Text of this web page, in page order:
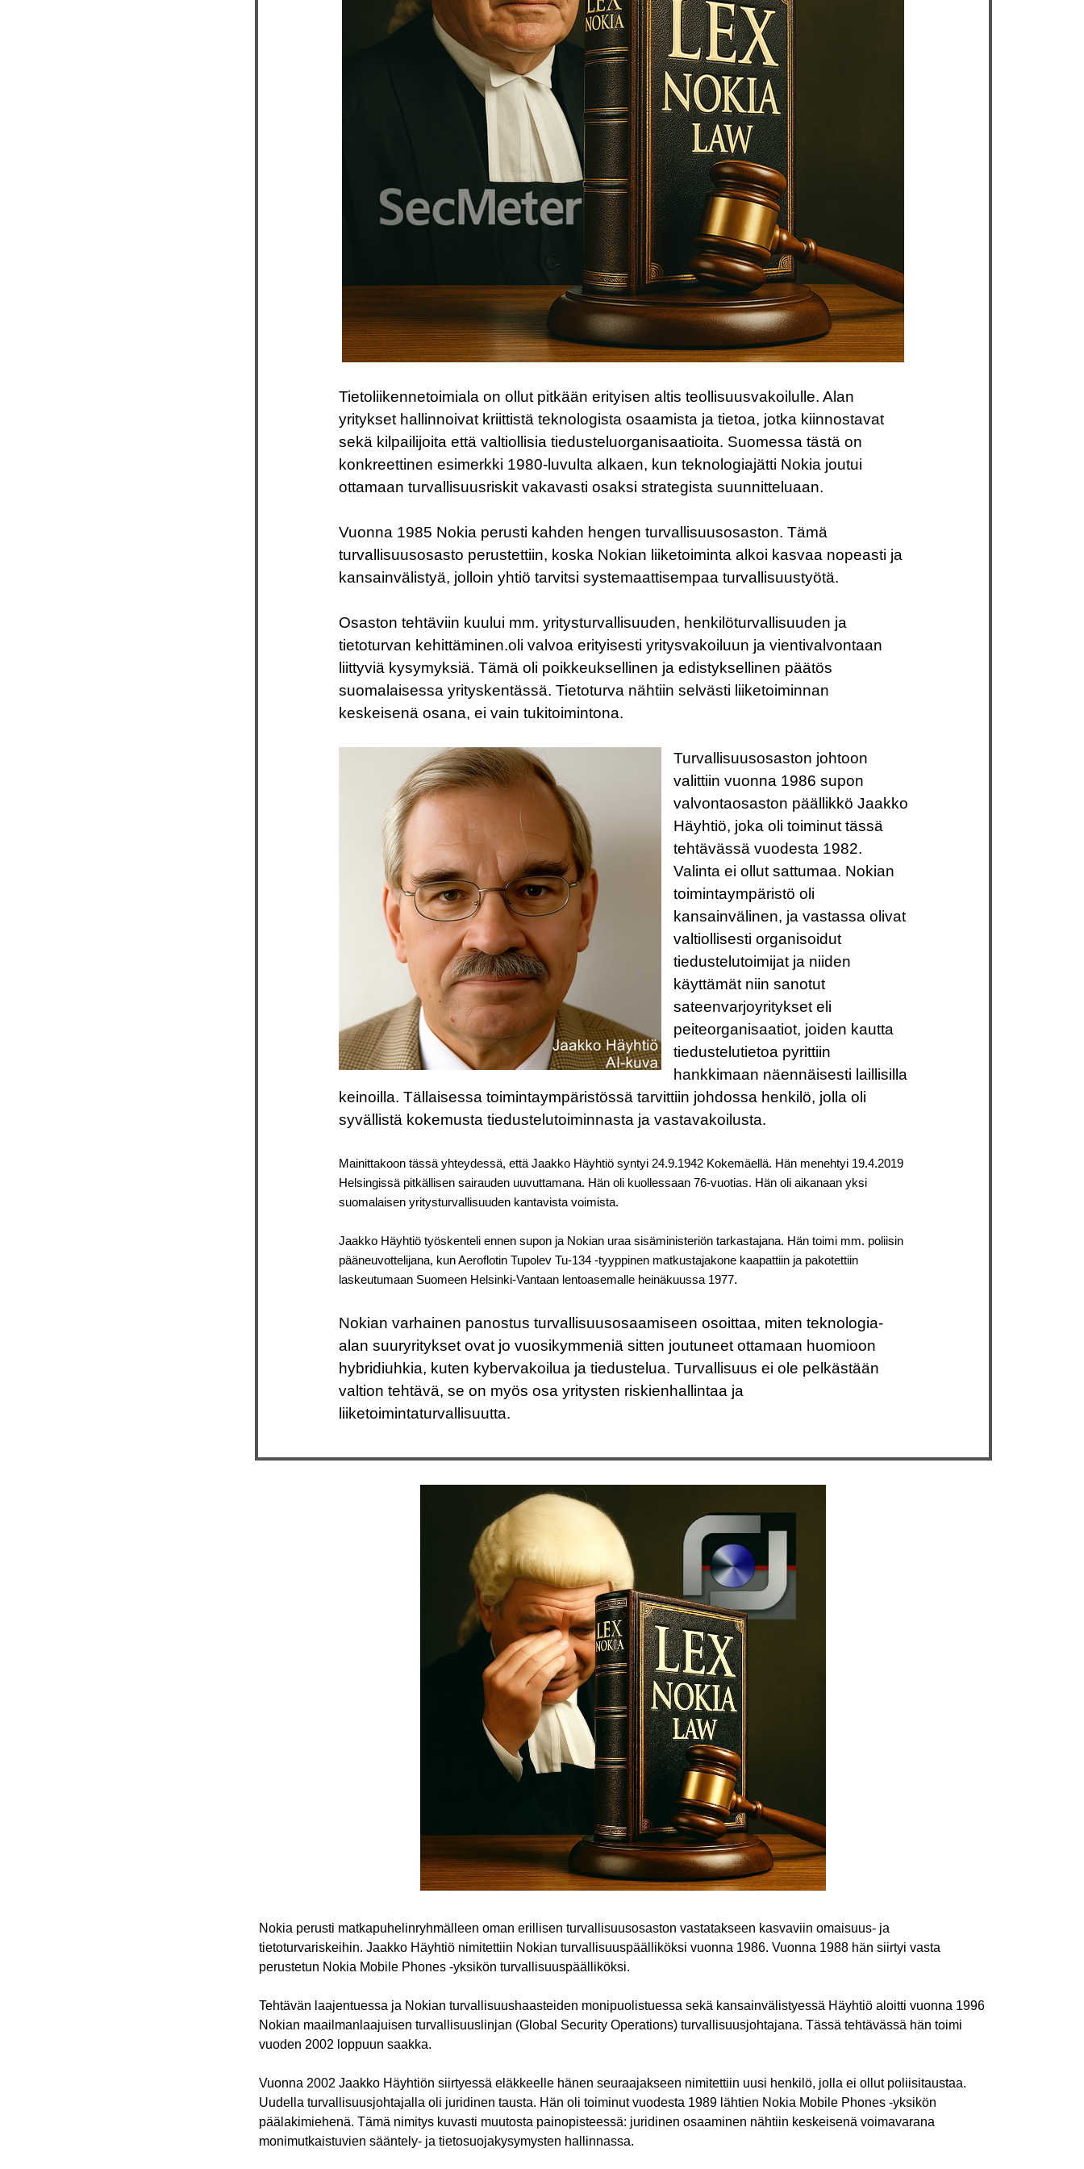
Tietoliikennetoimiala on ollut pitkään erityisen altis teollisuusvakoilulle. Alan
yritykset hallinnoivat kriittistä teknologista osaamista ja tietoa, jotka kiinnostavat
sekä kilpailijoita että valtiollisia tiedusteluorganisaatioita. Suomessa tästä on
konkreettinen esimerkki 1980-luvulta alkaen, kun teknologiajätti Nokia joutui
ottamaan turvallisuusriskit vakavasti osaksi strategista suunnitteluaan.
Vuonna 1985 Nokia perusti kahden hengen turvallisuusosaston. Tämä
turvallisuusosasto perustettiin, koska Nokian liiketoiminta alkoi kasvaa nopeasti ja
kansainvälistyä, jolloin yhtiö tarvitsi systemaattisempaa turvallisuustyötä.
Osaston tehtäviin kuului mm. yritysturvallisuuden, henkilöturvallisuuden ja
tietoturvan kehittäminen.oli valvoa erityisesti yritysvakoiluun ja vientivalvontaan
liittyviä kysymyksiä. Tämä oli poikkeuksellinen ja edistyksellinen päätös
suomalaisessa yrityskentässä. Tietoturva nähtiin selvästi liiketoiminnan
keskeisenä osana, ei vain tukitoimintona.
Turvallisuusosaston johtoon
valittiin vuonna 1986 supon
valvontaosaston päällikkö Jaakko
Häyhtiö, joka oli toiminut tässä
tehtävässä vuodesta 1982.
Valinta ei ollut sattumaa. Nokian
toimintaympäristö oli
kansainvälinen, ja vastassa olivat
valtiollisesti organisoidut
tiedustelutoimijat ja niiden
käyttämät niin sanotut
sateenvarjoyritykset eli
peiteorganisaatiot, joiden kautta
tiedustelutietoa pyrittiin
hankkimaan näennäisesti laillisilla
keinoilla. Tällaisessa toimintaympäristössä tarvittiin johdossa henkilö, jolla oli
syvällistä kokemusta tiedustelutoiminnasta ja vastavakoilusta.
Mainittakoon tässä yhteydessä, että Jaakko Häyhtiö syntyi 24.9.1942 Kokemäellä. Hän menehtyi 19.4.2019
Helsingissä pitkällisen sairauden uuvuttamana. Hän oli kuollessaan 76-vuotias. Hän oli aikanaan yksi
suomalaisen yritysturvallisuuden kantavista voimista.
Jaakko Häyhtiö työskenteli ennen supon ja Nokian uraa sisäministeriön tarkastajana. Hän toimi mm. poliisin
pääneuvottelijana, kun Aeroflotin Tupolev Tu-134 -tyyppinen matkustajakone kaapattiin ja pakotettiin
laskeutumaan Suomeen Helsinki-Vantaan lentoasemalle heinäkuussa 1977.
Nokian varhainen panostus turvallisuusosaamiseen osoittaa, miten teknologia-
alan suuryritykset ovat jo vuosikymmeniä sitten joutuneet ottamaan huomioon
hybridiuhkia, kuten kybervakoilua ja tiedustelua. Turvallisuus ei ole pelkästään
valtion tehtävä, se on myös osa yritysten riskienhallintaa ja
liiketoimintaturvallisuutta.
Nokia perusti matkapuhelinryhmälleen oman erillisen turvallisuusosaston vastatakseen kasvaviin omaisuus- ja
tietoturvariskeihin. Jaakko Häyhtiö nimitettiin Nokian turvallisuuspäälliköksi vuonna 1986. Vuonna 1988 hän siirtyi vasta
perustetun Nokia Mobile Phones -yksikön turvallisuuspäälliköksi.
Tehtävän laajentuessa ja Nokian turvallisuushaasteiden monipuolistuessa sekä kansainvälistyessä Häyhtiö aloitti vuonna 1996
Nokian maailmanlaajuisen turvallisuuslinjan (Global Security Operations) turvallisuusjohtajana. Tässä tehtävässä hän toimi
vuoden 2002 loppuun saakka.
Vuonna 2002 Jaakko Häyhtiön siirtyessä eläkkeelle hänen seuraajakseen nimitettiin uusi henkilö, jolla ei ollut poliisitaustaa.
Uudella turvallisuusjohtajalla oli juridinen tausta. Hän oli toiminut vuodesta 1989 lähtien Nokia Mobile Phones -yksikön
päälakimiehenä. Tämä nimitys kuvasti muutosta painopisteessä: juridinen osaaminen nähtiin keskeisenä voimavarana
monimutkaistuvien sääntely- ja tietosuojakysymysten hallinnassa.